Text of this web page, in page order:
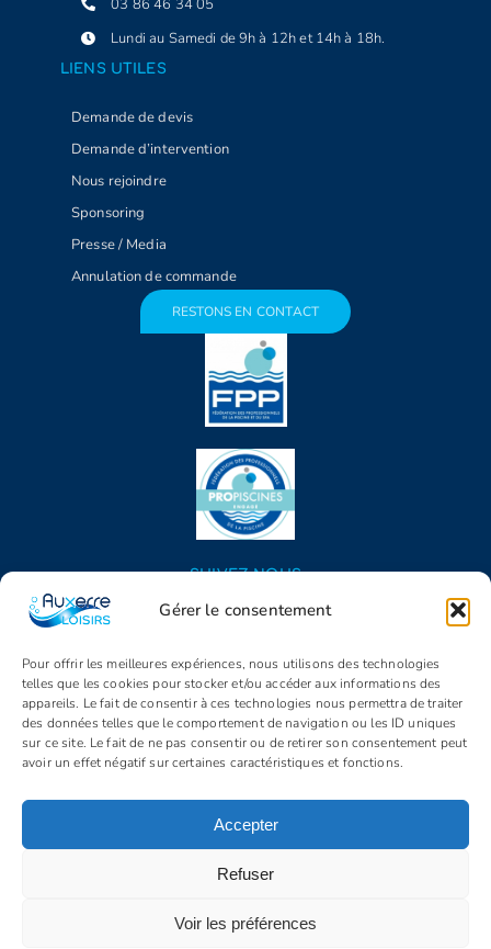
Gérer le consentement
Pour offrir les meilleures expériences, nous utilisons des technologies
telles que les cookies pour stocker et/ou accéder aux informations des
appareils. Le fait de consentir à ces technologies nous permettra de traiter
des données telles que le comportement de navigation ou les ID uniques
sur ce site. Le fait de ne pas consentir ou de retirer son consentement peut
avoir un effet négatif sur certaines caractéristiques et fonctions.
Accepter
Refuser
Voir les préférences
03 86 46 34 05
Lundi au Samedi de 9h à 12h et 14h à 18h.
LIENS UTILES
Demande de devis
Demande d’intervention
Nous rejoindre
Sponsoring
Presse / Media
Annulation de commande
RESTONS EN CONTACT
SUIVEZ NOUS
© Copyright 2005 - 2026 | Auxerre Loisirs | Tous droits réservés |
C.G.V.
Politique de confidentialité